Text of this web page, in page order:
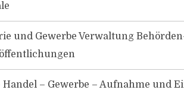
und Gewerbe Verwaltung
– Gewerbe – Aufnahme und